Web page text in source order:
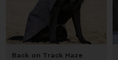
Back on Track Haze